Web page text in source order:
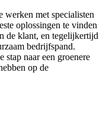
werken met specialisten
oplossingen te vinden
de klant, en tegelijkertijd
bedrijfspand.
stap naar een groenere
op de